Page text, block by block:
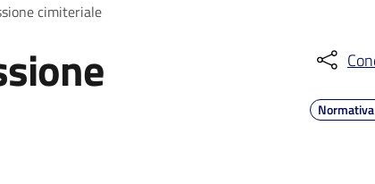
cimiteriale